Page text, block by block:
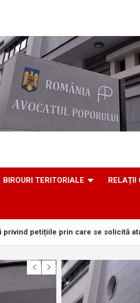
BIROURI TERITORIALE RELAȚII
care se solicită atacarea la